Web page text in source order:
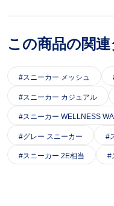
この商品の関
スニーカー メッシュ
スニーカー カジュアル
スニーカー WELLNESS
グレー スニーカー
スニーカー 2E相当